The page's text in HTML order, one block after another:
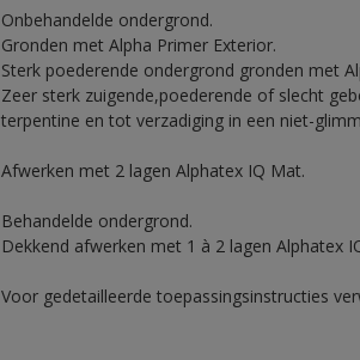
Onbehandelde ondergrond.
Gronden met Alpha Primer Exterior.
Sterk poederende ondergrond gronden met
Zeer sterk zuigende,poederende of slecht
terpentine en tot verzadiging in een niet-
Afwerken met 2 lagen Alphatex IQ Mat.
Behandelde ondergrond.
Dekkend afwerken met 1 à 2 lagen Alphatex
Voor gedetailleerde toepassingsinstructies